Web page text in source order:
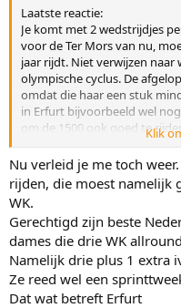
Laatste reactie:
Je komt met 2 wedstrijdjes
voor de Ter Mors van nu,
jaar rijdt. Niet verwijzen
olympische cyclus. De
omdat die haar een stuk
in Erfurt bijvoorbeeld wel
om de 1500 ook goed te
ook beduidend minder.
1000m's rijden, maar is daar
zie ik Leenstra, Wüst en
rijders, en minstens zo
Dat ze ze zo weinig rijdt, is
gevoel mist om aan de start
Klik
Nu verleid je me toch
rijden, die moest namelijk
WK.
Gerechtigd zijn beste
dames die drie WK
Namelijk drie plus 1 extra
Ze reed wel een
Dat wat betreft Erfurt